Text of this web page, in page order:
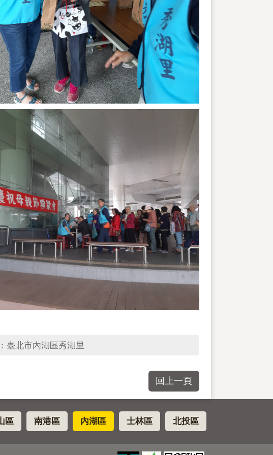
臺北市內湖區秀湖里
回上一頁
區 南港區 內湖區 士林區 北投區